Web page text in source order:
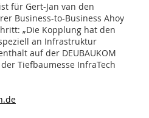
für Gert-Jan van den
Business-to-Business Ahoy
„Die Kopplung hat den
an Infrastruktur
auf der DEUBAUKOM
Tiefbaumesse InfraTech